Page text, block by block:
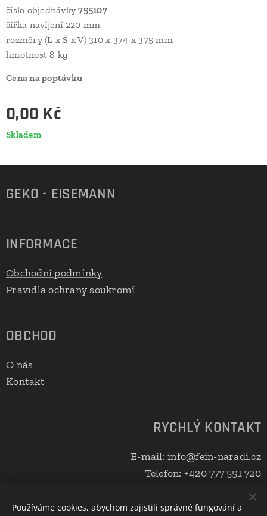
číslo objednávky755107
šířka navíjení 220 mm
rozměry (L x Š x V) 310 x 374 x 375 mm
hmotnost 8 kg
Cena na poptávku
0,00 Kč
Skladem
GEKO - EISEMANN
INFORMACE
Obchodní podmínky
Pravidla ochrany soukromí
OBCHOD
O nás
Kontakt
RYCHLÝ KONTAKT
E-mail: info@fein-naradi.cz
Telefon: +420 777 551 720
Používáme cookies, abychom zajistili správné fungování a